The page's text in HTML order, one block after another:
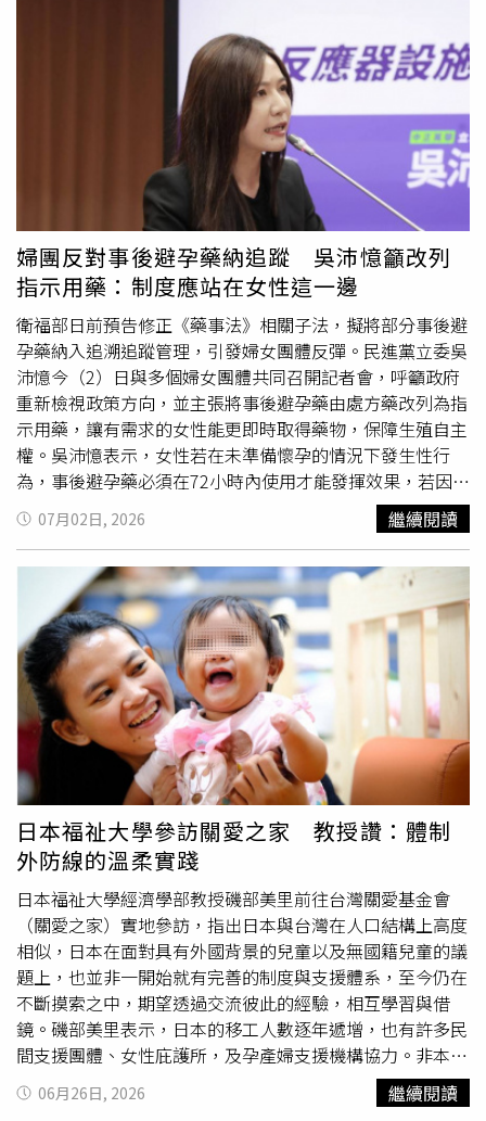
道，使得人口販運集團趁虛而入，甚至公然透過社群平台招
攬孕婦，形成地下嬰兒交易市場。目前外界最關心的，仍是
這些孩子未來的去向。部分印尼官員及兒童權益人士主張，
若確認涉及人口販運，原則上應將孩子送回親生家庭；但心
理專家提醒，許多孩子已在新加坡與養父母共同生活多年，
若再次分離，恐對心理發展、依附關係及情緒健康造成重大
創傷。面對未知的未來，大衛與艾莉表示，無論結果如何，
都會依法爭取繼續撫養孩子。「我們願意用盡一切合法方式
守護他，如果真的必須回到印尼，我們也會重新循合法程序
收養他。」大衛堅定表示：「我絕對不會放棄他，任何父母
都會奮戰到底。」
水災受損車輛簽報專案慰助，讓受災縣民能盡速修復車輛、
重回正常生活。竹北市環北路二段6月26日淹水，車輛拋錨
路中。（圖片提供／新竹縣政府）交通處表示，7月16日起
至8月31日止，受理新竹縣民申請汽機車泡水受損慰助金，
汽車及大型重型機車(250cc以上)最高2萬元、一般機車最高
2000元，為便利民眾就近辦理，將由各鄉鎮市公所受理收
件認定後，再檢據移由縣府辦理撥付核銷，目前也正在研擬
線上申辦方案，期盼讓受災縣民能盡速修復車輛，減輕受災
縣民的經濟負擔。交通處說明，申請必備文件包含申請人須
檢附泡水車輛照片或影片、行車執照影本、合法汽車修理廠
或機車行開立之維修發票或收據、申請書含身分證明文件
(國民身分證或營業登記相關核准文件或法人登記或統一編
號等)之正反面影本及申請人存摺影本。交通處提醒，申請
人(車主)須為6月26日災害前設籍新竹縣且申請車輛之泡水
受損地點必須位於新竹縣轄區內，同一輛車以申請一次為
限。若車輛已辦理報廢，可憑監理單位之報廢證明申請，相
關申請文件與審核流程將於縣府交通處官網公告。災害損失
減免攻略。（圖片提供／新竹縣政府）社會處提出5項救助
金方案， 實際居住之住屋因水災淹水達50公分以上，以一
門牌為一戶計算，每戶可領最高2萬元住戶淹水救助金。因
災致住屋毀損達不堪居住程度者，戶內實際居住人口以5口
為限，每人發給2萬元安遷救助金。因災致重傷，或未致重
傷，必須緊急救護住院治療，自住院之日起15日內（住院期
間）所發生自行負擔之醫療費用總額，達重傷救助金金額
者，每人發給10萬元重傷救助金。因災致行蹤不明者，每人
發給20萬元失蹤救助金。因災致死或因災致重傷，於災害發
生後30日內死亡者，每人發給20萬元死亡救助金。（已領
取新竹縣急難救助意外致死救助金者，不得重複領取。）社
會處提醒，災後可先拍照保留受災情形，並備妥相關資料，
儘速向災害發生所在地鄉（鎮、市）公所洽詢及提出申請。
災害救助申請資格、補助項目及應備文件等詳細資訊，可至
新竹縣政府社會處官網-社會救助專區-災害救助
（https://reurl.cc/Z2DWL6）查詢。縣長楊文科聽取各局處
報告災復作為。（圖片提供／新竹縣政府）民政處表示，受
災民眾若因豪雨造成國民身分證或戶口名簿污損、遺失，可
攜帶相關證明文件至新竹縣任一戶政事務所辦理補發，全數
免收規費，協助民眾儘速恢復生活所需證件。稅務局表示，
民眾若因豪雨造成財產損失，務必先拍照保存受災情形，並
於災害發生後30日內提出申請，即可依法享有各項地方稅減
免。房屋毀損達三成以上未滿五成，可減半徵收房屋稅；毀
損達五成以上且須修復始能使用者，可免徵房屋稅；土地因
流失、山崩、地陷等因素致無法使用者，可申請免徵地價
婦團反對事後避孕藥納追蹤 吳沛憶籲改列
指示用藥：制度應站在女性這一邊
衛福部日前預告修正《藥事法》相關子法，擬將部分事後避
孕藥納入追溯追蹤管理，引發婦女團體反彈。民進黨立委吳
沛憶今（2）日與多個婦女團體共同召開記者會，呼籲政府
重新檢視政策方向，並主張將事後避孕藥由處方藥改列為指
示用藥，讓有需求的女性能更即時取得藥物，保障生殖自主
權。吳沛憶表示，女性若在未準備懷孕的情況下發生性行
為，事後避孕藥必須在72小時內使用才能發揮效果，若因取
得不易而錯過黃金時間，後續可能只能面臨人工流產等選
擇，對身體造成更大負擔。她質疑，難道一定要女性站出來
署早在2016年就曾公告規劃將事後避孕藥由處方藥調整為
指示用藥，相關配套也曾預告，但多年來始終未正式推動。
去年再次召開相關會議後，至今仍未有具體進展，呼籲主管
機關儘速完成制度改革。吳沛憶也引用世界衛生組織
（WHO）建議指出，事後避孕藥屬於可由女性自行安全使
用的藥品，應朝非處方化方向推動，讓女性能在需要時即時
獲得協助，而非增加取得門檻。出席記者會的立委黃捷表
示，台灣在性別平權發展居亞洲前段班，但在女性身體自主
與生殖自主議題上，卻出現倒退情況，呼籲主管機關應正視
女性實際面臨的困境。立委張雅琳則指出，若新增追溯追蹤
制度，小型藥局、偏鄉藥局及夜間營業藥局恐因行政負擔增
加，而選擇不備貨或要求民眾先取得處方箋，反而降低合法
取得藥品的便利性，甚至可能增加民眾轉向非正式管道購藥
的風險。立法院社會福利 及衛生環境委員會召委林月琴表
示，已連續兩天與衛福部長石崇良討論相關議題，部長承諾
在配套措施完成前，不會貿然實施新制。她透露，衛福部也
規劃參考日本制度，於年底前提出指定藥局、受訓藥師及後
續回診等試辦方案，兼顧女性用藥便利與安全。
07月02日, 2026 繼續閱讀
日本福祉大學參訪關愛之家 教授讚：體制
外防線的溫柔實踐
日本福祉大學經濟學部教授磯部美里前往台灣關愛基金會
（關愛之家）實地參訪，指出日本與台灣在人口結構上高度
相似，日本在面對具有外國背景的兒童以及無國籍兒童的議
題上，也並非一開始就有完善的制度與支援體系，至今仍在
不斷摸索之中，期望透過交流彼此的經驗，相互學習與借
鏡。磯部美里表示，日本的移工人數逐年遞增，也有許多民
間支援團體、女性庇護所，及孕產婦支援機構協力。非本國
籍兒少的生存與醫療權益受到重視。磯部美里強調，此次訪
台交流，認識了關愛之家這種不分國籍、不論身分的社會福
06月26日, 2026 繼續閱讀